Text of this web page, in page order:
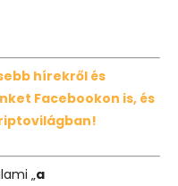
hírekről és
Facebookon is, és
„a